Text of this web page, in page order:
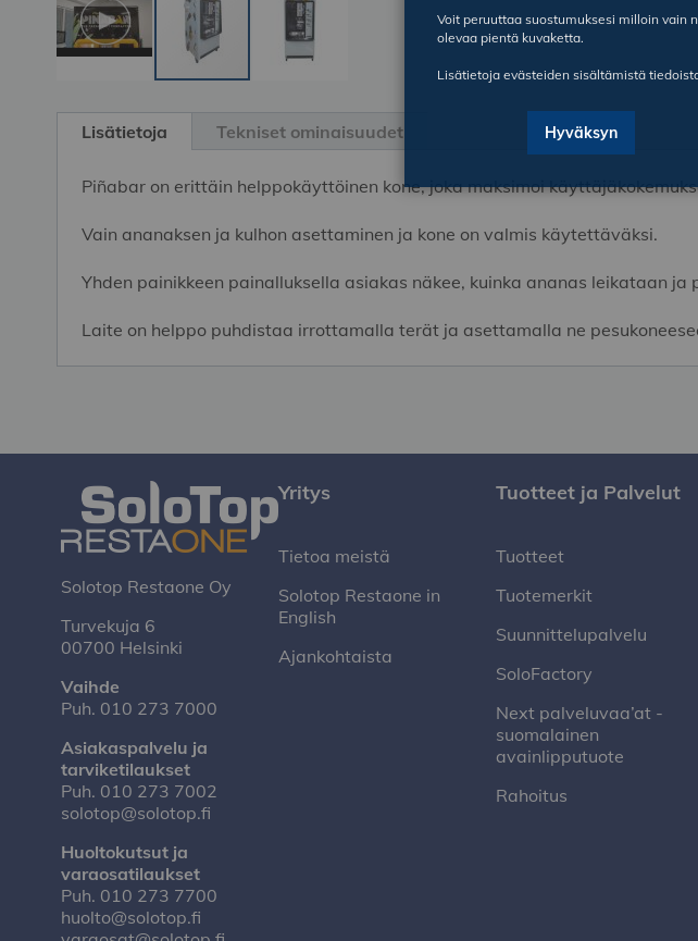
to
images
Lisätietoja
Piñabar on erittäin helppokäyttöinen kone, joka maksimoi
Vain ananaksen ja kulhon asettaminen ja kone on valmis käytettäväksi.
Yhden painikkeen painalluksella asiakas näkee, kuinka ananas leikataan ja
Laite on helppo puhdistaa irrottamalla terät ja asettamalla ne
Tekniset ominaisuudet
Solotop Restaone Oy
Turvekuja 6
00700 Helsinki
Vaihde
Puh. 010 273 7000
Asiakaspalvelu ja
tarviketilaukset
Puh. 010 273 7002
solotop@solotop.fi
Huoltokutsut ja
varaosatilaukset
Puh. 010 273 7700
huolto@solotop.fi
Yritys
Tietoa meistä
Solotop Restaone in
English
Ajankohtaista
Tuotteet ja Palvelut
Tuotteet
Tuotemerkit
Suunnittelupalvelu
SoloFactory
Next palveluvaa’at -
suomalainen
avainlipputuote
Rahoitus
Voit peruuttaa suostumuksesi milloin vain
olevaa pientä kuvaketta.
Lisätietoja evästeiden sisältämistä
Hyväksyn